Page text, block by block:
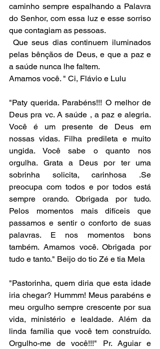
caminho sempre espalhando a Palavra
do Senhor, com essa luz e esse sorriso
que contagiam as pessoas.
pelas bênçãos de Deus, e que a paz e
a saúde nunca lhe faltem.
Amamos você. " Ci, Flávio e Lulu
"Paty querida. Parabéns!!! O melhor de
Deus pra vc. A saúde , a paz e alegria.
Você é um presente de Deus em
nossas vidas. Filha predileta e muito
ungida. Você sabe o quanto nos
orgulha. Grata a Deus por ter uma
sobrinha solicita, carinhosa .Se
preocupa com todos e por todos está
sempre orando. Obrigada por tudo.
Pelos momentos mais difíceis que
passamos e sentir o conforto de suas
palavras. E nos momentos bons
também. Amamos você. Obrigada por
tudo e tanto." Beijo do tio Zé e tia Mela
"Pastorinha, quem diria que esta idade
iria chegar? Hummm! Meus parabéns e
meu orgulho sempre crescente por sua
vida, ministério e lealdade. Além da
linda família que você tem construído.
Orgulho-me de você!!!" Pr. Aguiar e